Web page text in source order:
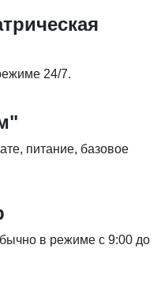
24/7.
питание, базовое
в режиме с 9:00 до